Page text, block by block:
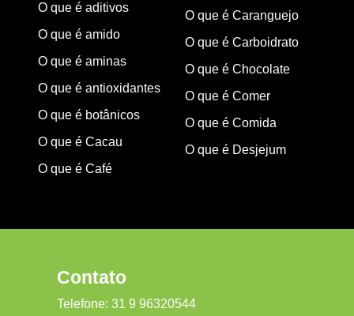
O que é aditivos
O que é amido
O que é aminas
O que é antioxidantes
O que é botânicos
O que é Cacau
O que é Café
O que é Caranguejo
O que é Carboidrato
O que é Chocolate
O que é Comer
O que é Comida
O que é Desjejum
Contato
Telefone: 31 9 96320544